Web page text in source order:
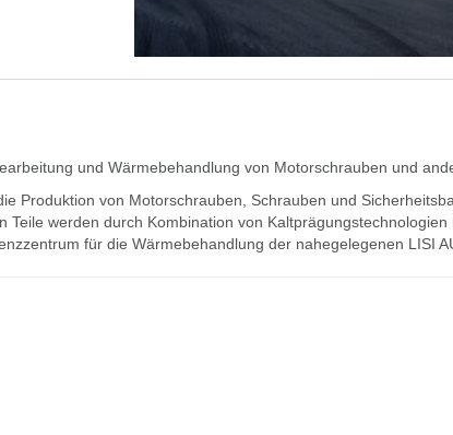
und Wärmebehandlung von Motorschrauben und
Produktion von Motorschrauben, Schrauben und
Teile werden durch Kombination von
für die Wärmebehandlung der nahegelegenen LISI